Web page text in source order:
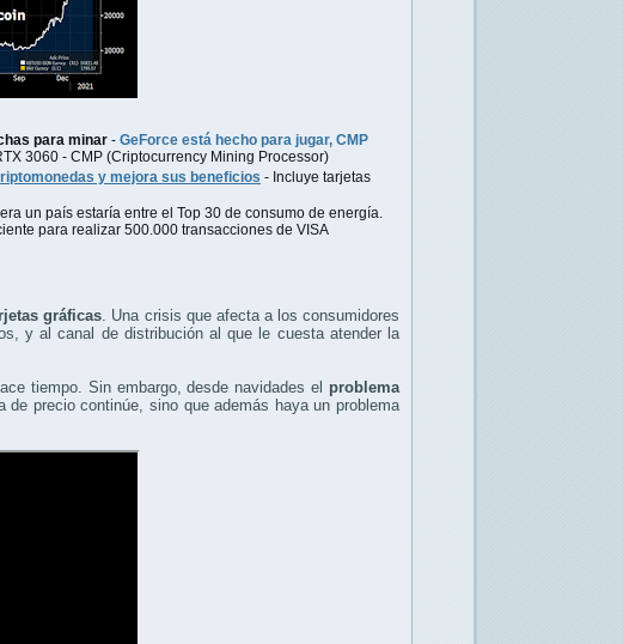
para minar - GeForce está hecho para jugar, CMP
3060 - CMP (Criptocurrency Mining Processor)
y mejora sus beneficios - Incluye tarjetas
un país estaría entre el Top 30 de consumo de energía.
para realizar 500.000 transacciones de VISA
gráficas. Una crisis que afecta a los consumidores
y al canal de distribución al que le cuesta atender la
tiempo. Sin embargo, desde navidades el problema
de precio continúe, sino que además haya un problema